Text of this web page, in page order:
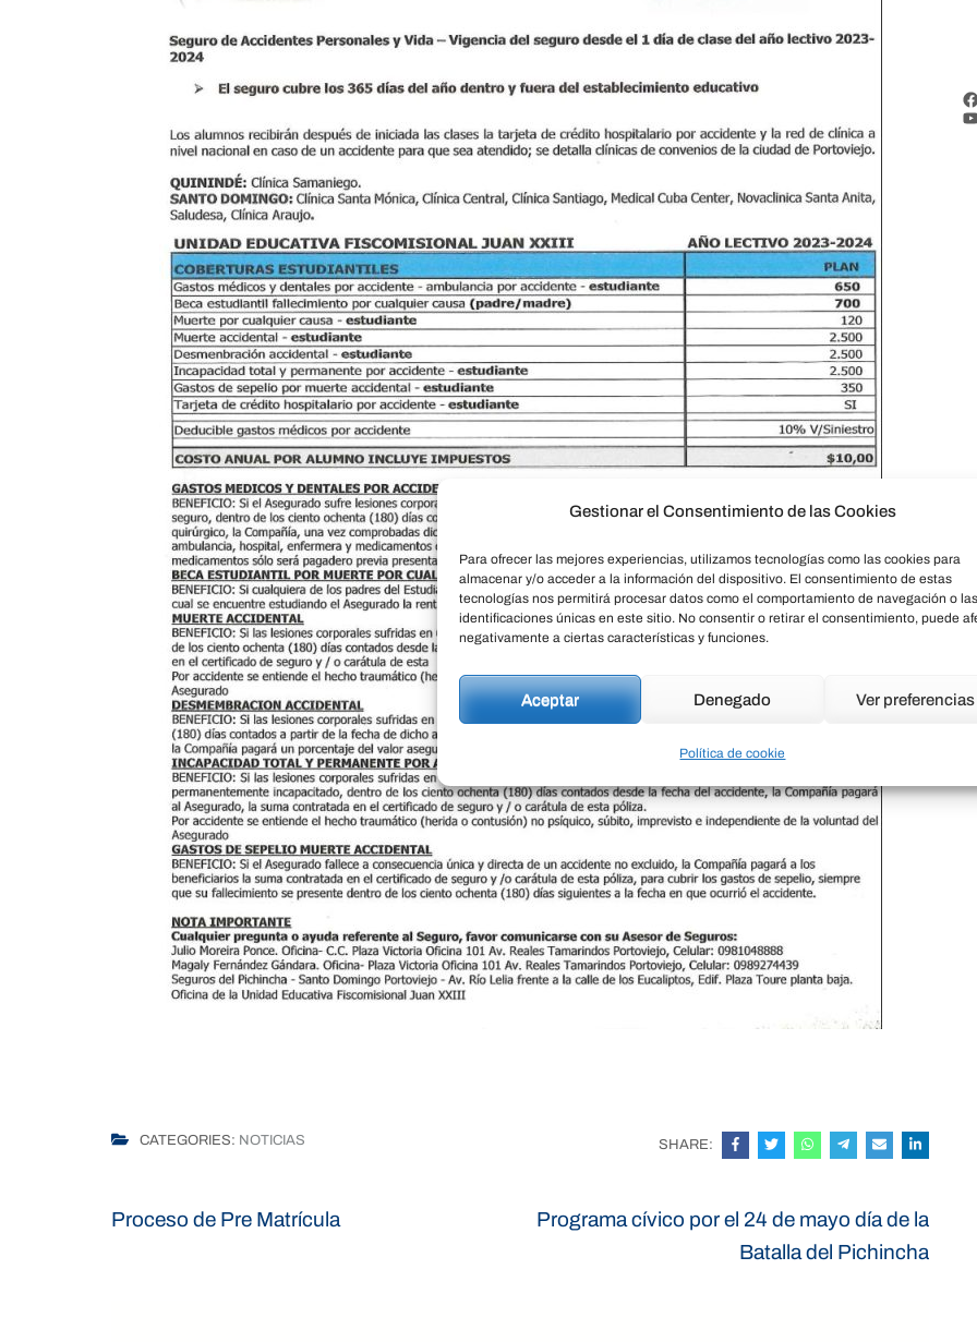
Gestionar el Consentimiento de las Cookies
Para ofrecer las mejores experiencias, utilizamos tecnologías como las cookies para
almacenar y/o acceder a la información del dispositivo. El consentimiento de estas
tecnologías nos permitirá procesar datos como el comportamiento de navegación o las
identificaciones únicas en este sitio. No consentir o retirar el consentimiento, puede
negativamente a ciertas características y funciones.
Aceptar Denegado Ver preferencias
Política de cookie
CATEGORIES: NOTICIAS SHARE:
Navegación
Proceso de Pre Matrícula
Programa cívico por el 24 de mayo día de la
Batalla del Pichincha